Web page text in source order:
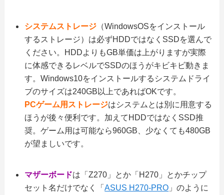
システムストレージ （WindowsOSをインストール
するストレージ）は必ずHDDではなくSSDを選んで
ください。HDDよりもGB単価は上がりますが実際
に体感できるレベルでSSDのほうがキビキビ動きま
す。Windows10をインストールするシステムドライ
ブのサイズは240GB以上であればOKです。
PCゲーム用ストレージはシステムとは別に用意する
ほうが後々便利です。加えてHDDではなくSSD推
奨。ゲーム用は可能なら960GB、少なくても480GB
が望ましいです。
マザーボードは「Z270」とか「H270」とかチップ
セット名だけでなく「ASUS H270-PRO 」のように